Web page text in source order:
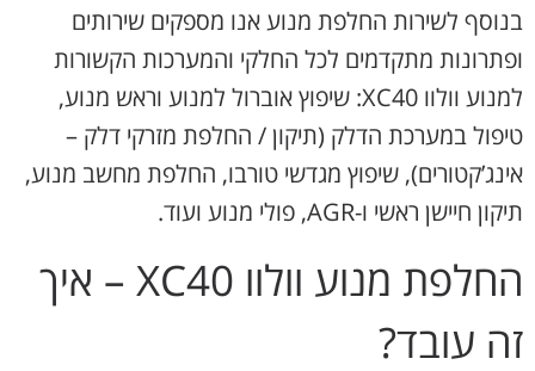
בנוסף לשירות החלפת מנוע אנו מספקים שירותים
ופתרונות מתקדמים לכל החלקי והמערכות הקשורות
למנוע וולוו XC40: שיפוץ אוברול למנוע וראש מנוע,
טיפול במערכת הדלק (תיקון / החלפת מזרקי דלק –
אינג’קטורים), שיפוץ מגדשי טורבו, החלפת מחשב מנוע,
תיקון חיישן ראשי ו-AGR, פולי מנוע ועוד.
החלפת מנוע וולוו XC40 – איך
זה עובד?